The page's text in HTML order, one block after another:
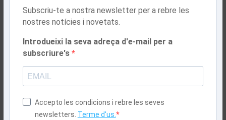
Subscriu-te a nostra newsletter per a rebre les
nostres notícies i novetats.
Introdueixi la seva adreça d'e-mail per a
subscriure's
Accepto les condicions i rebre les seves
newsletters. Terme d'us.